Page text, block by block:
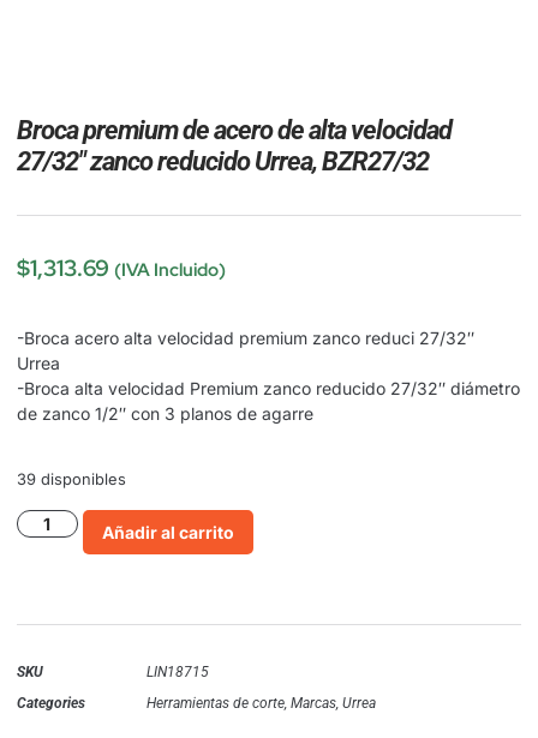
Broca premium de acero de alta velocidad
27/32″ zanco reducido Urrea, BZR27/32
$1,313.69 (IVA Incluido)
-Broca acero alta velocidad premium zanco reduci 27/32″
Urrea
-Broca alta velocidad Premium zanco reducido 27/32″ diámetro
de zanco 1/2″ con 3 planos de agarre
39 disponibles
Añadir al carrito
SKU
LIN18715
Categories
Herramientas de corte Marcas Urrea